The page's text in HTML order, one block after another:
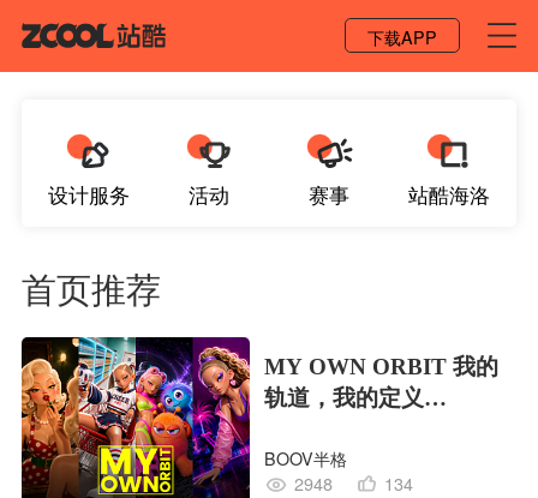
下载APP
设计服务 活动 赛事 站酷海洛
首页推荐
MY OWN ORBIT 我的
轨道，我的定义
对
BOOV半格
2948
134